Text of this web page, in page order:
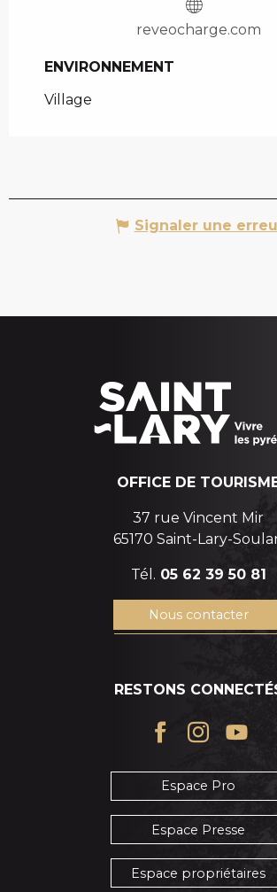
reveocharge.com
ENVIRONNEMENT
ENVIRONNEMENT
Village
Signaler une
OFFICE DE
37 rue Vincent Mir
65170 Saint-Lary-
Tél. 05 62 39 50 81
Nous contacter
RESTONS
Espace Pro
Espace Presse
Espace propriétaires